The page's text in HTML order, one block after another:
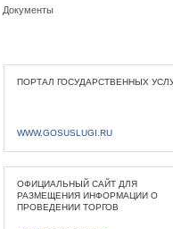
Документы
ПОРТАЛ ГОСУДАРСТВЕННЫХ
WWW.GOSUSLUGI.RU
ОФИЦИАЛЬНЫЙ САЙТ ДЛЯ
РАЗМЕЩЕНИЯ ИНФОРМАЦИИ О
ПРОВЕДЕНИИ ТОРГОВ